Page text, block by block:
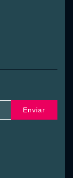
Enviar